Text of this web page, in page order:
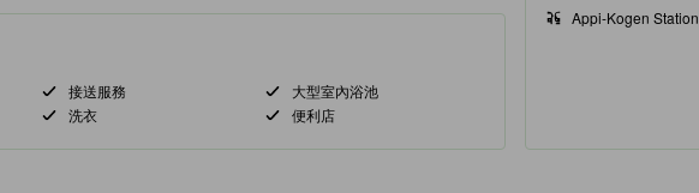
接送服務
大型室內浴池
洗衣 便利店
Appi-Kogen Station